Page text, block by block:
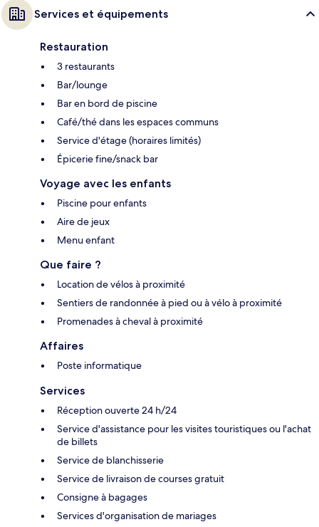
Services et équipements
Restauration
3 restaurants
Bar/lounge
Bar en bord de piscine
Café/thé dans les espaces communs
Service d'étage (horaires limités)
Épicerie fine/snack bar
Voyage avec les enfants
Piscine pour enfants
Aire de jeux
Menu enfant
Que faire ?
Location de vélos à proximité
Sentiers de randonnée à pied ou à vélo à proximité
Promenades à cheval à proximité
Affaires
Poste informatique
Services
Réception ouverte 24 h/24
Service d'assistance pour les visites touristiques ou l'achat
de billets
Service de blanchisserie
Service de livraison de courses gratuit
Consigne à bagages
Services d'organisation de mariages